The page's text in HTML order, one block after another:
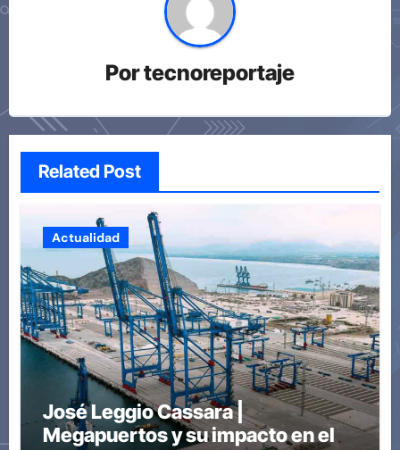
Portecnoreportaje
Related Post
Actualidad
José Leggio Cassara |
Megapuertos y su impacto en el